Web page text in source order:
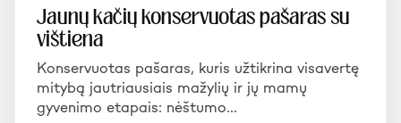
Jaunų kačių konservuotas pašaras su
vištiena
Konservuotas pašaras, kuris užtikrina visavertę
mitybą jautriausiais mažylių ir jų mamų
gyvenimo etapais: nėštumo…